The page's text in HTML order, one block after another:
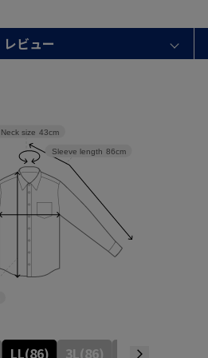
レビュー
Sleeve length 86cm
Neck size 43cm
LL(86) 3L(86) 4L(86)